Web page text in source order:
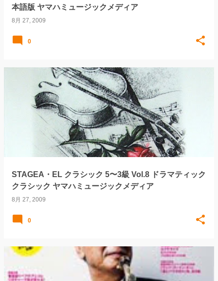
本語版 ヤマハミュージックメディア
8月 27, 2009
0
STAGEA・EL クラシック 5〜3級 Vol.8 ドラマティック
クラシック ヤマハミュージックメディア
8月 27, 2009
0